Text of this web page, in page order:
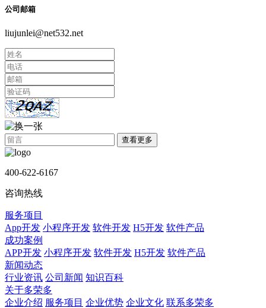
公司邮箱
liujunlei@net532.net
查看更多
400-622-6167
咨询热线
服务项目
App开发 小程序开发 软件开发 H5开发 软件产品
成功案例
APP开发 小程序开发 软件开发 H5开发 软件产品
新闻动态
行业资讯 公司新闻 知识百科
关于多荣多
企业介绍 服务项目 企业优势 企业文化 联系多荣多